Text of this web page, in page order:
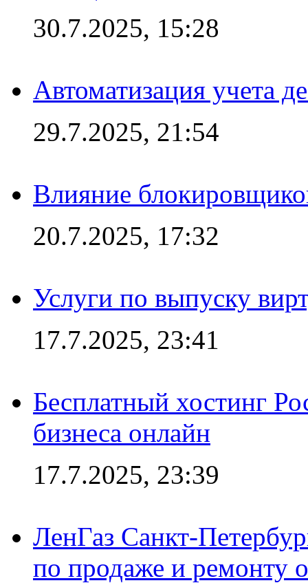
30.7.2025, 15:28
Автоматизация учета
29.7.2025, 21:54
Влияние
20.7.2025, 17:32
Услуги по выпуску
17.7.2025, 23:41
Бесплатный хостинг
бизнеса онлайн
17.7.2025, 23:39
ЛенГаз Санкт-
по продаже и ремонту